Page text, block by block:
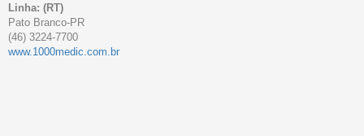
Linha: (RT)
Pato Branco-PR
(46) 3224-7700
www.1000medic.com.br